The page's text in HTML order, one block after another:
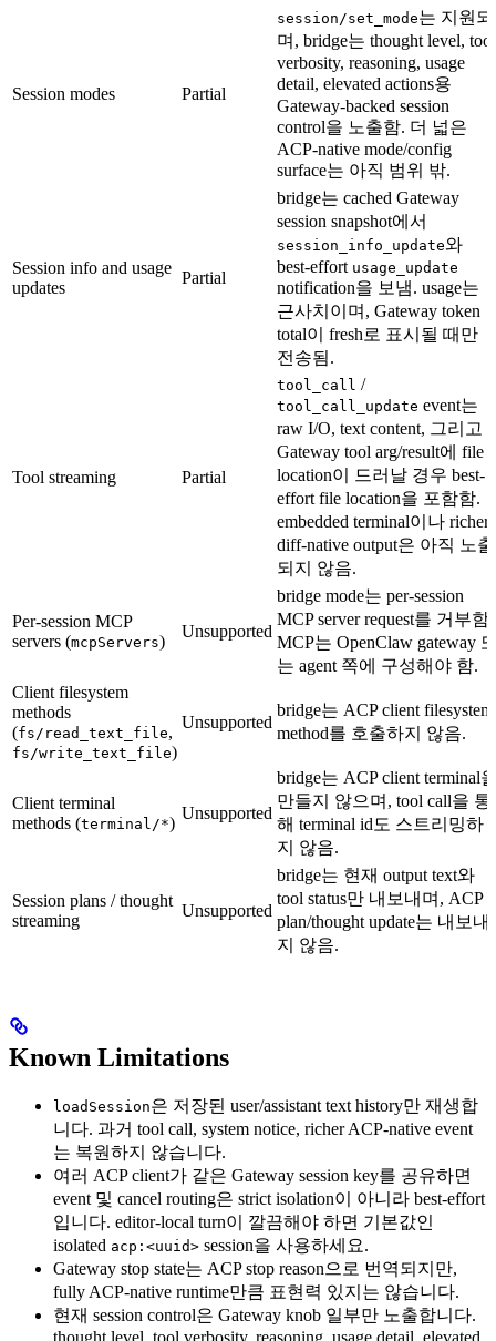
Session modes Partial
session/set_mode는 지원되
며, bridge는 thought level, tool
verbosity, reasoning, usage
detail, elevated actions용
Gateway-backed session
control을 노출함. 더 넓은
ACP-native mode/config
surface는 아직 범위 밖.
Session info and usage
updates
Partial
bridge는 cached Gateway
session snapshot에서
session_info_update와
best-effort usage_update
notification을 보냄. usage는
근사치이며, Gateway token
total이 fresh로 표시될 때만
전송됨.
Tool streaming Partial
tool_call /
tool_call_update event는
raw I/O, text content, 그리고
Gateway tool arg/result에 file
location이 드러날 경우 best-
effort file location을 포함함.
embedded terminal이나 richer
diff-native output은 아직 노출
되지 않음.
Per-session MCP
servers (mcpServers)
Unsupported
bridge mode는 per-session
MCP server request를 거부함.
MCP는 OpenClaw gateway
는 agent 쪽에 구성해야 함.
Client filesystem
methods
(fs/read_text_file,
fs/write_text_file)
Unsupported
bridge는 ACP client filesystem
method를 호출하지 않음.
Client terminal
methods (terminal/*)
Unsupported
bridge는 ACP client terminal
만들지 않으며, tool call을 통
해 terminal id도 스트리밍하
지 않음.
Session plans / thought
streaming
Unsupported
bridge는 현재 output text와
tool status만 내보내며, ACP
plan/thought update는 내보내
지 않음.
Known Limitations
loadSession은 저장된 user/assistant text history만 재생합
니다. 과거 tool call, system notice, richer ACP-native event
는 복원하지 않습니다.
여러 ACP client가 같은 Gateway session key를 공유하면
event 및 cancel routing은 strict isolation이 아니라 best-effort
입니다. editor-local turn이 깔끔해야 하면 기본값인
isolated acp:<uuid> session을 사용하세요.
Gateway stop state는 ACP stop reason으로 번역되지만,
fully ACP-native runtime만큼 표현력 있지는 않습니다.
현재 session control은 Gateway knob 일부만 노출합니다.
thought level, tool verbosity, reasoning, usage detail, elevated